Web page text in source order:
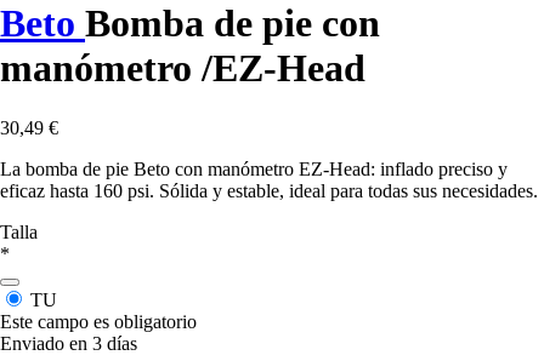
Beto Bomba de pie con
manómetro /EZ-Head
30,49 €
La bomba de pie Beto con manómetro EZ-Head: inflado preciso y
eficaz hasta 160 psi. Sólida y estable, ideal para todas sus necesidades.
Talla
*
TU
Este campo es obligatorio
Enviado en 3 días